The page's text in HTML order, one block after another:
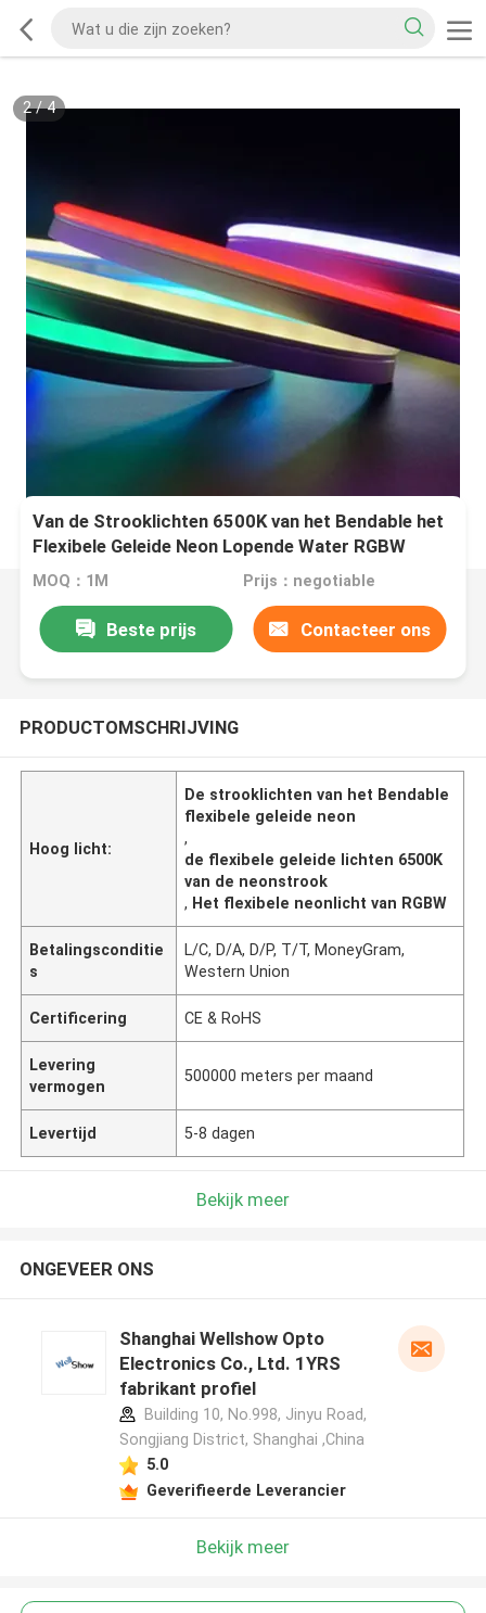
2/4
Van de Strooklichten 6500K van het Bendable het
Flexibele Geleide Neon Lopende Water RGBW
MOQ：1M Prijs：negotiable
Beste prijs Contacteer ons
PRODUCTOMSCHRIJVING
Hoog licht:
De strooklichten van het Bendable
flexibele geleide neon
,
de flexibele geleide lichten 6500K
van de neonstrook
, Het flexibele neonlicht van RGBW
Betalingsconditie
s
L/C, D/A, D/P, T/T, MoneyGram,
Western Union
Certificering CE & RoHS
Levering
vermogen
500000 meters per maand
Levertijd 5-8 dagen
Bekijk meer
ONGEVEER ONS
Shanghai Wellshow Opto
Electronics Co., Ltd. 1YRS
fabrikant profiel
Building 10, No.998, Jinyu Road,
Songjiang District, Shanghai ,China
5.0
Geverifieerde Leverancier
Bekijk meer